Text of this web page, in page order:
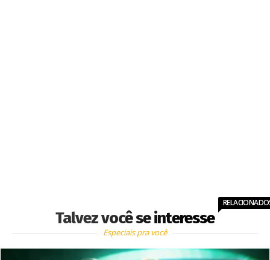
Talvez você se interesse
Especiais pra você